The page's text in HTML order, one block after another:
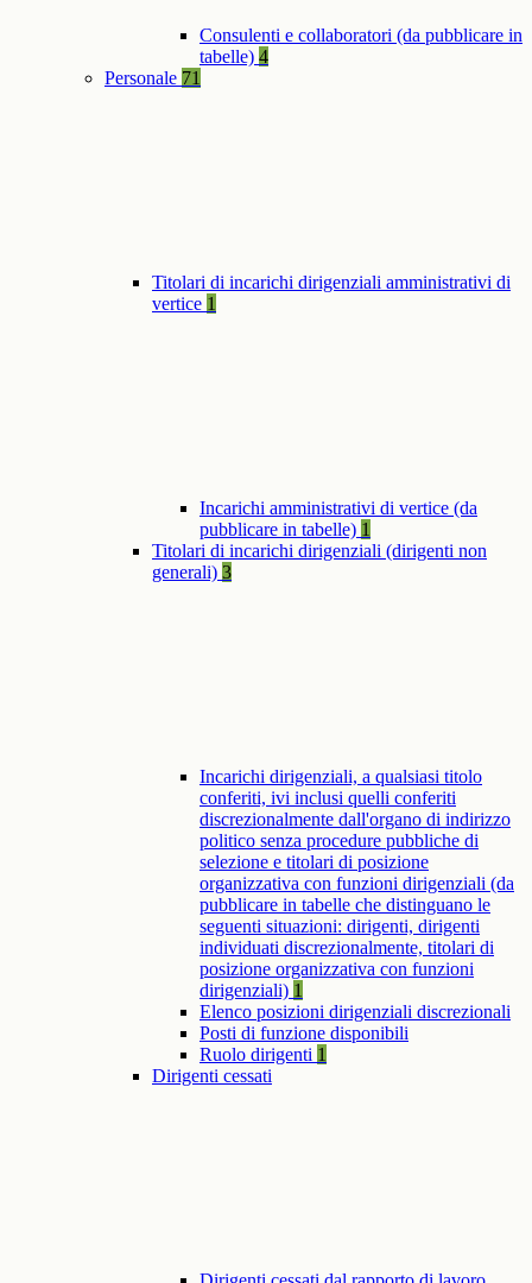
Consulenti e collaboratori (da pubblicare in
tabelle) 4
Personale 71
Titolari di incarichi dirigenziali amministrativi di
vertice 1
Incarichi amministrativi di vertice (da
pubblicare in tabelle) 1
Titolari di incarichi dirigenziali (dirigenti non
generali) 3
Incarichi dirigenziali, a qualsiasi titolo
conferiti, ivi inclusi quelli conferiti
discrezionalmente dall'organo di indirizzo
politico senza procedure pubbliche di
selezione e titolari di posizione
organizzativa con funzioni dirigenziali (da
pubblicare in tabelle che distinguano le
seguenti situazioni: dirigenti, dirigenti
individuati discrezionalmente, titolari di
posizione organizzativa con funzioni
dirigenziali) 1
Elenco posizioni dirigenziali discrezionali
Posti di funzione disponibili
Ruolo dirigenti 1
Dirigenti cessati